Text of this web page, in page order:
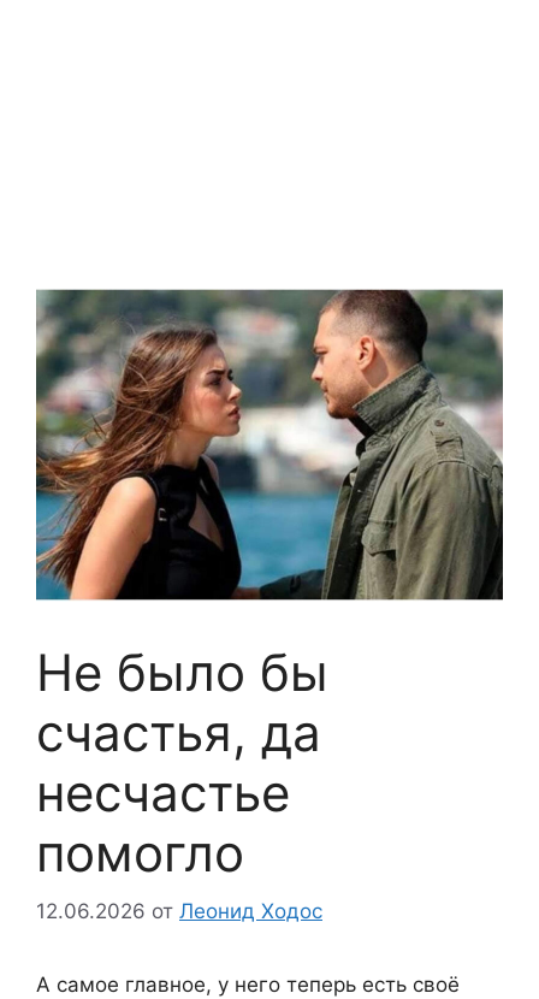
Не было бы
счастья, да
несчастье
помогло
12.06.2026 от Леонид Ходос
А самое главное, у него теперь есть своё